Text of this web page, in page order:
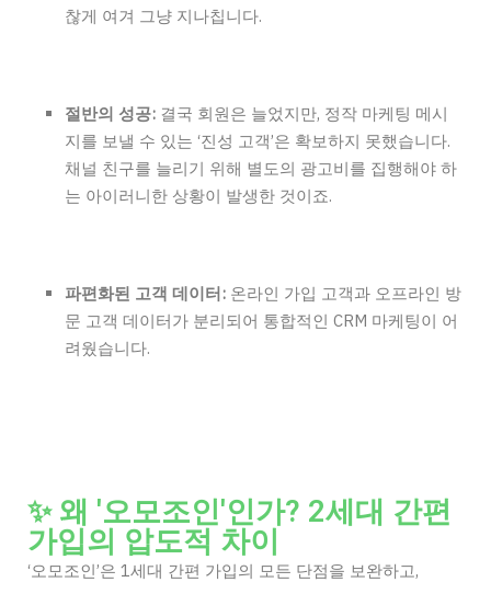
찮게 여겨 그냥 지나칩니다.
절반의 성공: 결국 회원은 늘었지만, 정작 마케팅 메시
지를 보낼 수 있는 ‘진성 고객’은 확보하지 못했습니다.
채널 친구를 늘리기 위해 별도의 광고비를 집행해야 하
는 아이러니한 상황이 발생한 것이죠.
파편화된 고객 데이터: 온라인 가입 고객과 오프라인 방
문 고객 데이터가 분리되어 통합적인 CRM 마케팅이 어
려웠습니다.
✨ 왜 '오모조인'인가? 2세대 간편
가입의 압도적 차이
‘오모조인’은 1세대 간편 가입의 모든 단점을 보완하고,